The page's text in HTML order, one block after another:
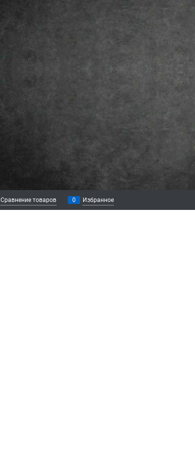
Сравнение товаров 0 Избранное